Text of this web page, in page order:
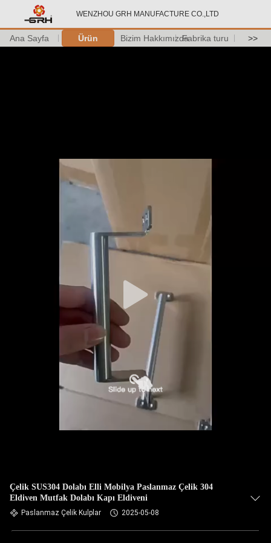
WENZHOU GRH MANUFACTURE CO.,LTD
Ana Sayfa Ürün Bizim HakkımızdaFabrika turu >>
Çelik SUS304 Dolabı Elli Mobilya Paslanmaz Çelik 304
Eldiven Mutfak Dolabı Kapı Eldiveni
Paslanmaz Çelik Kulplar 2025-05-08